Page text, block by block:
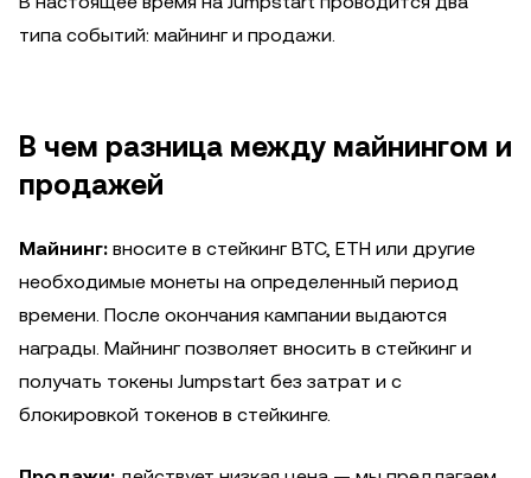
типа событий: майнинг и продажи.
В чем разница между майнингом и
продажей
Майнинг: вносите в стейкинг BTC, ETH или другие
необходимые монеты на определенный период
времени. После окончания кампании выдаются
награды. Майнинг позволяет вносить в стейкинг и
получать токены Jumpstart без затрат и с
блокировкой токенов в стейкинге.